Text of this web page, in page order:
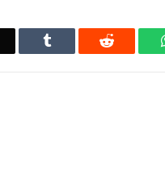
WhatsApp
Reddit
Tumblr